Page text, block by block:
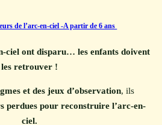
de l’arc-en-ciel -A partir de 6 ans
ciel ont disparu… les enfants doivent
les retrouver !
et des jeux d’observation, ils
perdues pour reconstruire l’arc-en-
ciel.